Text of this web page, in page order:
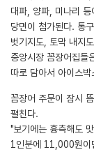
대파, 양파, 미나리
당면이 첨가된다. 통
벗기지도, 토막 내지
중앙시장 꼼장어집들
따로 담아서 아이스
꼼장어 주문이 잠시
펼친다.
"보기에는 흉측해도
1인분에 11,000원이